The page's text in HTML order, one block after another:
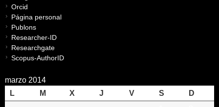
Orcid
Página personal
Publons
Researcher-ID
Researchgate
Scopus-AuthorID
marzo 2014
L
M X J V S
D